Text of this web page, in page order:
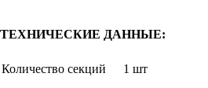
ТЕХНИЧЕСКИЕ ДАННЫЕ:
Количество секций 1 шт